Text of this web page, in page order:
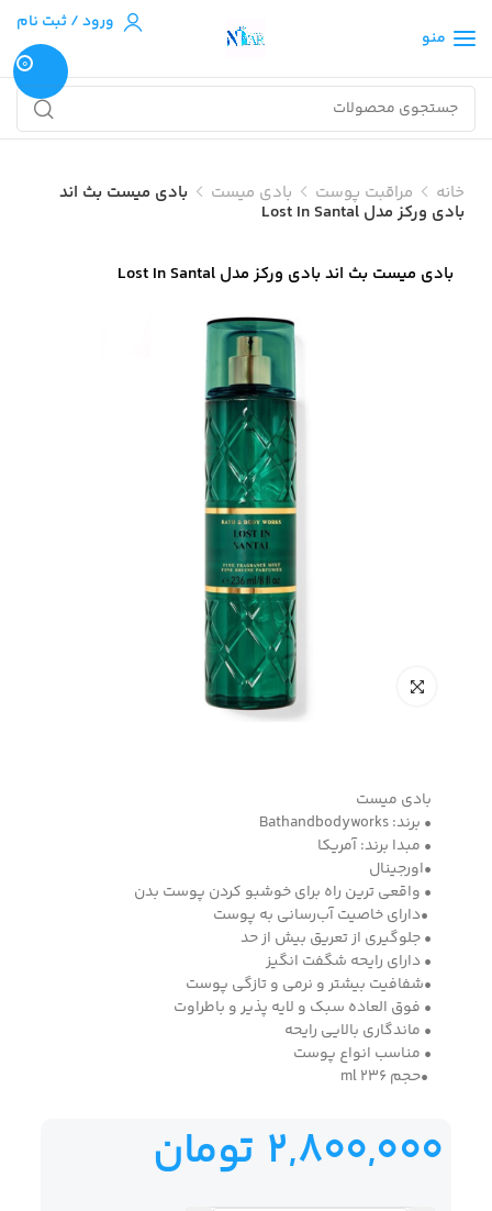
منو
ورود / ثبت نام
0
خانه مراقبت پوست بادی میست بادی میست بث اند
بادی ورکز مدل Lost In Santal
بادی میست بث اند بادی ورکز مدل Lost In Santal
بادی میست
• برند: Bathandbodyworks
• مبدا برند: آمریکا
•اورجینال
• واقعی ترین راه برای خوشبو کردن پوست بدن
•دارای خاصیت آب‌رسانی به پوست
• جلوگیری از تعریق بیش از حد
• دارای رایحه شگفت انگیز
•شفافیت بیشتر و نرمی و تازگی پوست
• فوق العاده سبک و لایه پذیر و باطراوت
• ماندگاری بالایی رایحه
• مناسب انواع پوست
•حجم 236 ml
2,800,000 تومان